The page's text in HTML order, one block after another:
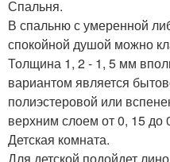
Спальня.
В спальню с умеренной
спокойной душой можно
Толщина 1, 2 - 1, 5 мм
вариантом является
полиэстеровой или
верхним слоем от 0, 15 до
Детская комната.